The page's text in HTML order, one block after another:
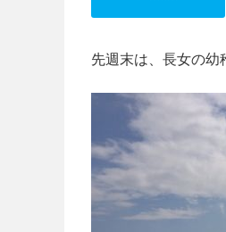
先週末は、長女の幼